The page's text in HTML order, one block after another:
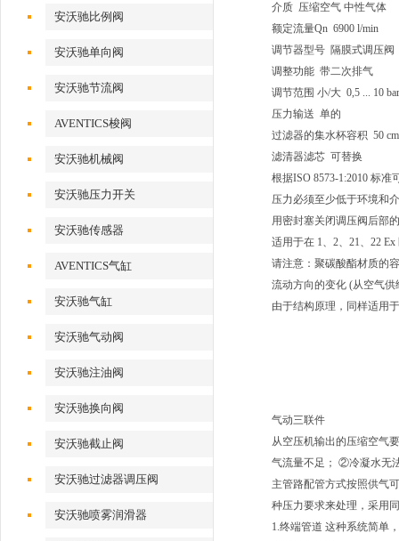
安沃驰比例阀
安沃驰单向阀
安沃驰节流阀
AVENTICS梭阀
安沃驰机械阀
安沃驰压力开关
安沃驰传感器
AVENTICS气缸
安沃驰气缸
安沃驰气动阀
安沃驰注油阀
安沃驰换向阀
安沃驰截止阀
安沃驰过滤器调压阀
安沃驰喷雾润滑器
介质 压缩空气 中性气体
额定流量Qn 6900 l/min
调节器型号 隔膜式调压阀
调整功能 带二次排气
调节范围 小/大 0,5 ... 10 bar
压力输送 单的
过滤器的集水杯容积 50
滤清器滤芯 可替换
根据ISO 8573-1:2010 标
压力必须至少低于环境和
用密封塞关闭调压阀后部
适用于在 1、2、21、22
请注意：聚碳酸酯材质的
流动方向的变化 (从空气
由于结构原理，同样适用
气动三联件
从空压机输出的压缩空气
气流量不足； ②冷凝水无
主管路配管方式按照供气
种压力要求来处理，采用
1.终端管道 这种系统简单